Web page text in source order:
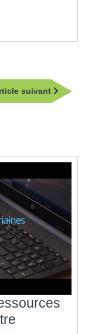
suivant
Article